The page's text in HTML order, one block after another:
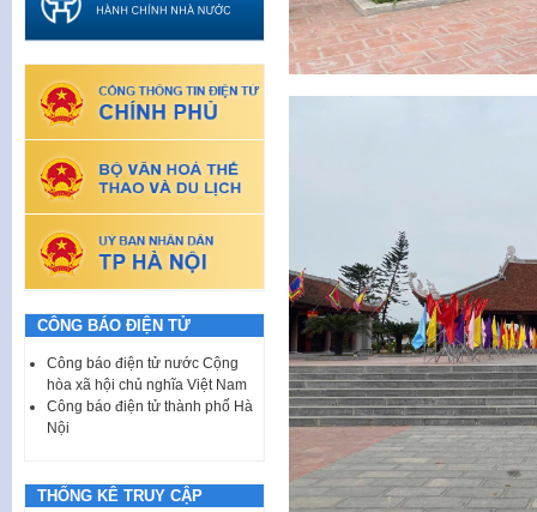
CÔNG BÁO ĐIỆN TỬ
Công báo điện tử nước Cộng
hòa xã hội chủ nghĩa Việt Nam
Công báo điện tử thành phố Hà
Nội
THỐNG KÊ TRUY CẬP